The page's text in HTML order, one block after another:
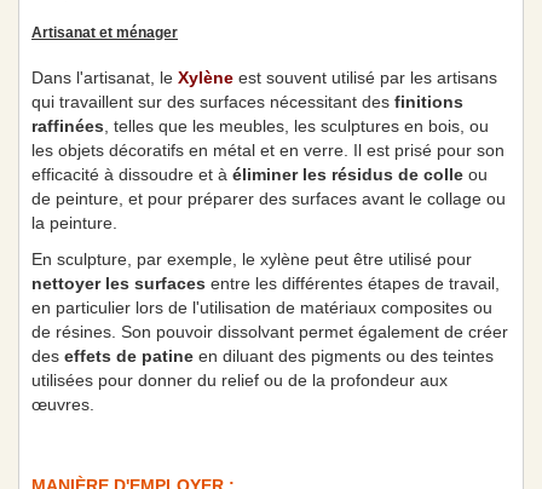
Artisanat et ménager
Dans l'artisanat, le Xylène est souvent utilisé par les artisans
qui travaillent sur des surfaces nécessitant des finitions
raffinées , telles que les meubles, les sculptures en bois, ou
les objets décoratifs en métal et en verre. Il est prisé pour son
efficacité à dissoudre et à éliminer les résidus de colle ou
de peinture, et pour préparer des surfaces avant le collage ou
la peinture.
En sculpture, par exemple, le xylène peut être utilisé pour
nettoyer les surfaces entre les différentes étapes de travail,
en particulier lors de l'utilisation de matériaux composites ou
de résines. Son pouvoir dissolvant permet également de créer
des effets de patine en diluant des pigments ou des teintes
utilisées pour donner du relief ou de la profondeur aux
œuvres.